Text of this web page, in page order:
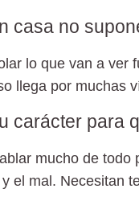
casa no
lo que van a ver
llega por muchas
carácter para
mucho de
el mal. Necesitan